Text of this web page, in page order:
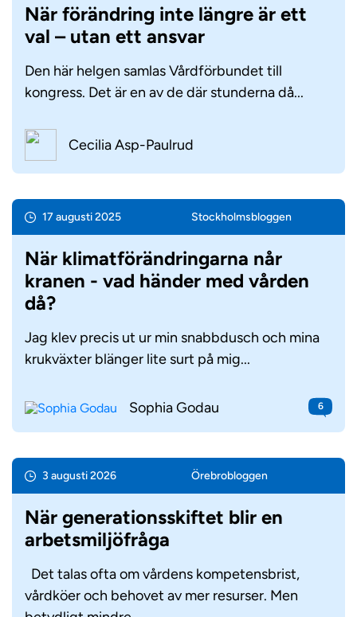
När förändring inte längre är ett
val – utan ett ansvar
Den här helgen samlas Vårdförbundet till
kongress. Det är en av de där stunderna då...
Cecilia Asp-Paulrud
17 augusti 2025 Stockholms­bloggen
När klimatförändringarna når
kranen - vad händer med vården
då?
Jag klev precis ut ur min snabbdusch och mina
krukväxter blänger lite surt på mig...
Sophia Godau 6
3 augusti 2026 Örebro­bloggen
När generationsskiftet blir en
arbetsmiljöfråga
Det talas ofta om vårdens kompetensbrist,
vårdköer och behovet av mer resurser. Men